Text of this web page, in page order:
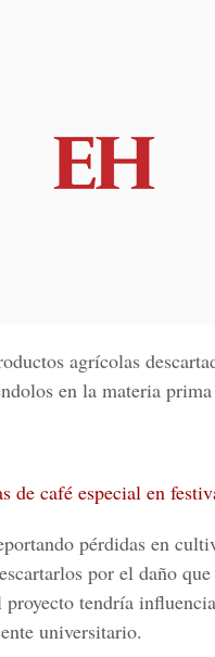
agrícolas
en la materia
de café especial en
pérdidas en
por el daño
tendría
universitario.